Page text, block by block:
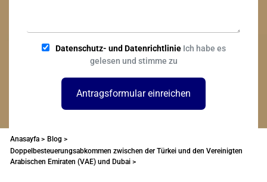
Datenschutz- und DatenrichtlinieIch habe es
gelesen und stimme zu
Antragsformular einreichen
Anasayfa > Blog >
Doppelbesteuerungsabkommen zwischen der Türkei und den Vereinigten
Arabischen Emiraten (VAE) und Dubai >